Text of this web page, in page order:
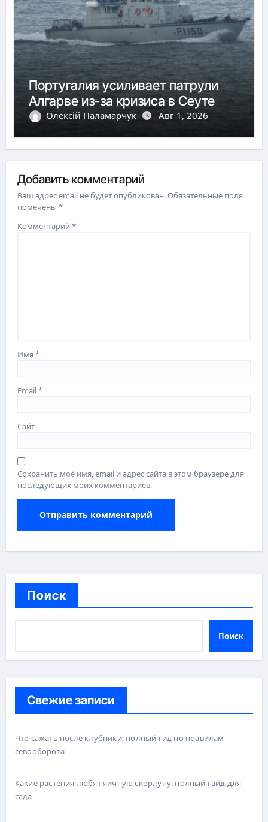
Португалия усиливает патрули
Алгарве из-за кризиса в Сеуте
Олексій Паламарчук Авг 1, 2026
Добавить комментарий
Ваш адрес email не будет опубликован.Обязательные поля
помечены*
Комментарий*
Имя*
Email*
Сайт
Сохранить моё имя, email и адрес сайта в этом браузере для
последующих моих комментариев.
Поиск
Поиск
Свежие записи
Что сажать после клубники: полный гид по правилам
севооборота
Какие растения любят яичную скорлупу: полный гайд для
сада